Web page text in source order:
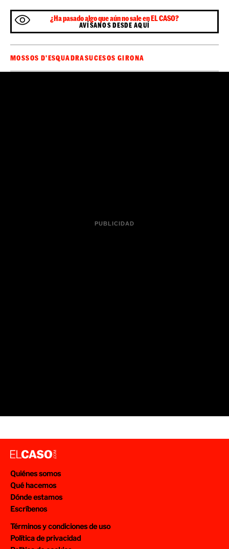
¿Ha pasado algo que aún no sale en EL CASO?
AVÍSANOS DESDE AQUÍ
MOSSOS D'ESQUADRASUCESOS GIRONA
Quiénes somos
Qué hacemos
Dónde estamos
Escríbenos
Términos y condiciones de uso
Política de privacidad